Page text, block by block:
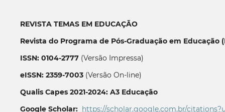
REVISTA TEMAS EM EDUCAÇÃO
Revista do Programa de Pós-Graduação em Educação
ISSN: 0104-2777(Versão Impressa)
eISSN: 2359-7003(Versão On-line)
Qualis Capes 2021-2024: A3 Educação
Google Scholar: https://scholar.google.com.br/